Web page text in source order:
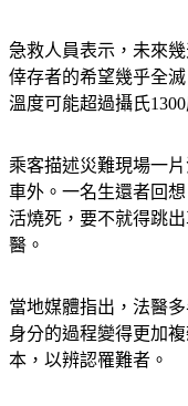
急救人員表示，未來
倖存者的希望幾乎全
溫度可能超過攝氏1300
乘客描述災難現場一
車外。一名生還者回
活燒死，要不就得跳
醫。
當地媒體指出，法醫
身分的過程變得更加
本，以辨認罹難者。